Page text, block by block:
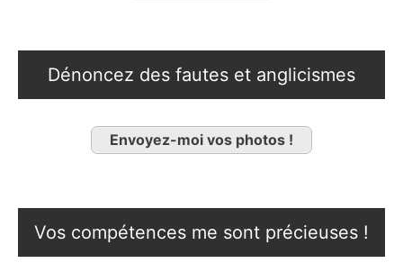
Dénoncez des fautes et anglicismes
Envoyez-moi vos photos !
Vos compétences me sont précieuses !